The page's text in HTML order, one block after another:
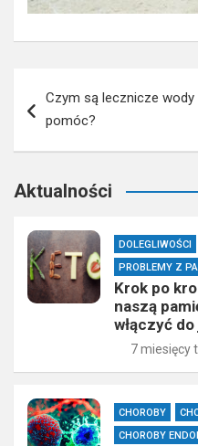
wpisu
Czym są lecznicze
pomóc?
Aktualności
DOLEGLIWOŚCI
PROBLEMY Z
Krok po
naszą
włączyć do
7 miesięcy
CHOROBY
CHOROBY